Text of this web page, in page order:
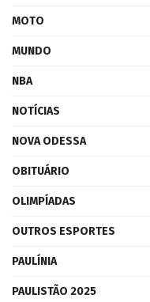
MOTO
MUNDO
NBA
NOTÍCIAS
NOVA ODESSA
OBITUÁRIO
OLIMPÍADAS
OUTROS ESPORTES
PAULÍNIA
PAULISTÃO 2025